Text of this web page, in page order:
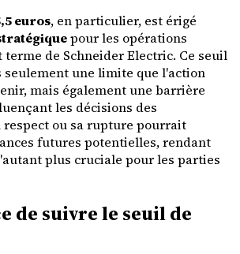
euros, en particulier, est érigé
pour les opérations
de Schneider Electric. Ce seuil
seulement une limite que l'action
mais également une barrière
les décisions des
respect ou sa rupture pourrait
futures potentielles, rendant
plus cruciale pour les parties
de suivre le seuil de